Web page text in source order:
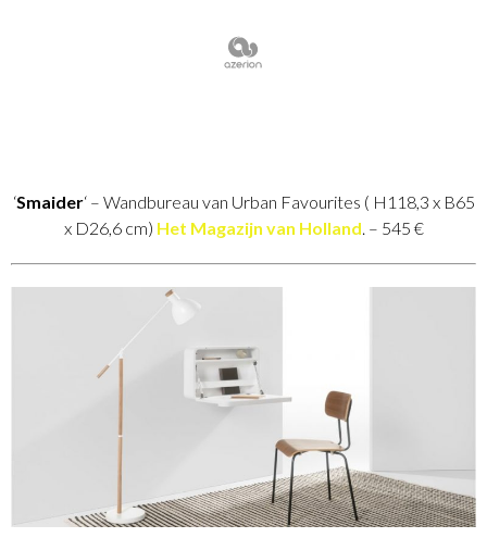
‘Smaider‘ – Wandbureau van Urban Favourites ( H118,3 x B65
x D26,6 cm) Het Magazijn van Holland . – 545 €